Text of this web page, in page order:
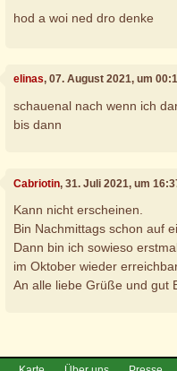
hod a woi ned dro denke
elinas, 07. August 2021, um
schauenal nach wenn ich
bis dann
Cabriotin, 31. Juli 2021, um
Kann nicht erscheinen.
Bin Nachmittags schon auf
Dann bin ich sowieso
im Oktober wieder
An alle liebe Grüße und gut